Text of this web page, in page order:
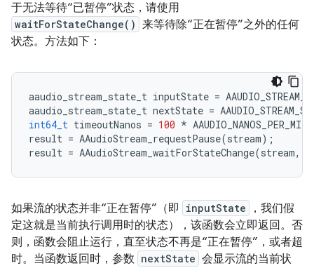
于无法等待“已暂停”状态，请使用
waitForStateChange() 来等待除“正在暂停”之外的任何
状态。 方法如下：
aaudio_stream_state_t inputState =
aaudio_stream_state_t nextState =
int64_t timeoutNanos = 100 *
result = AAudioStream_requestPause(stream);
result = AAudioStream_waitForStateChange(stream,
如果流的状态并非“正在暂停”（即 inputState
，我们假
定这就是当前执行调用时的状态），该函数会立即返回。否
则，函数会阻止运行，直至状态不再是“正在暂停”，或者超
时。当函数返回时，参数 nextState 会显示流的当前状